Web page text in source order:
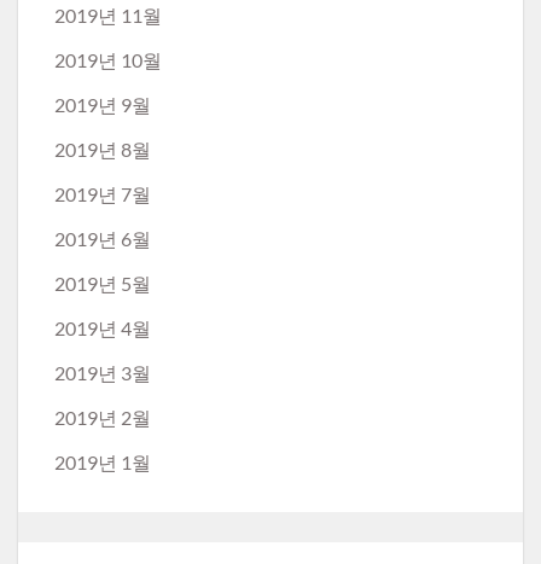
2019년 11월
2019년 10월
2019년 9월
2019년 8월
2019년 7월
2019년 6월
2019년 5월
2019년 4월
2019년 3월
2019년 2월
2019년 1월